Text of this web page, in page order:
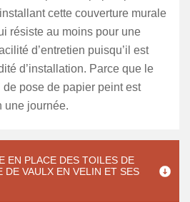
cette couverture murale
résiste au moins pour une
d’entretien puisqu’il est
d’installation. Parce que le
de pose de papier peint est
une journée.
EN PLACE DES TOILES DE
DE VAULX EN VELIN ET SES